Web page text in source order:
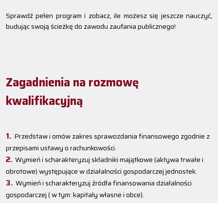
Sprawdź pełen program i zobacz, ile możesz się jeszcze nauczyć,
budując swoją ścieżkę do zawodu zaufania publicznego!
Zagadnienia na rozmowę
kwalifikacyjną
Przedstaw i omów zakres sprawozdania finansowego zgodnie z
przepisami ustawy o rachunkowości.
Wymień i scharakteryzuj składniki majątkowe (aktywa trwałe i
obrotowe) występujące w działalności gospodarczej jednostek.
Wymień i scharakteryzuj źródła finansowania działalności
gospodarczej ( w tym: kapitały własne i obce).